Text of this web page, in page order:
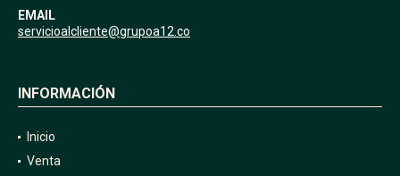
EMAIL
servicioalcliente@grupoa12.co
INFORMACIÓN
Inicio
Venta